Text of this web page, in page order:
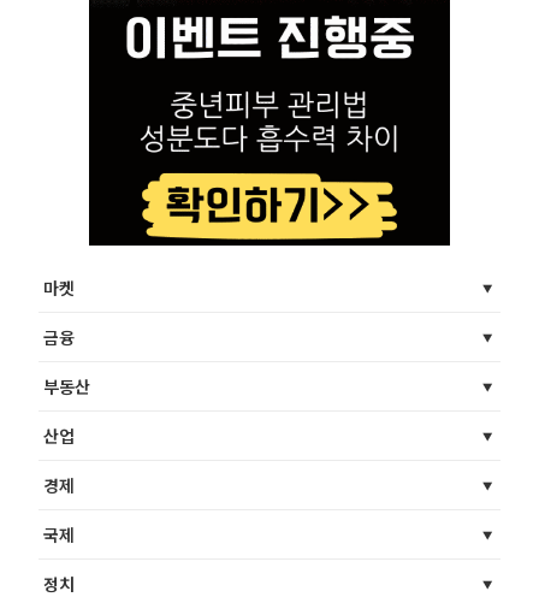
마켓
금융
부동산
산업
경제
국제
정치